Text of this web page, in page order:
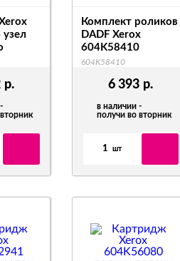
р. 6 393 р.
в наличии -
получи во вторник
1 шт
Комплект роликов
DADF Xerox
604K58410
604K58410